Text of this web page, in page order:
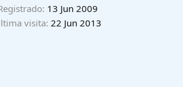
13 Jun 2009
visita 22 Jun 2013